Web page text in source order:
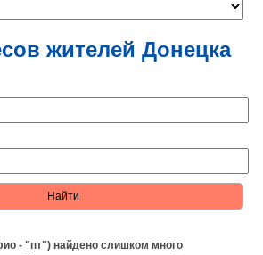
жителей Донецка
- "пт") найдено слишком много